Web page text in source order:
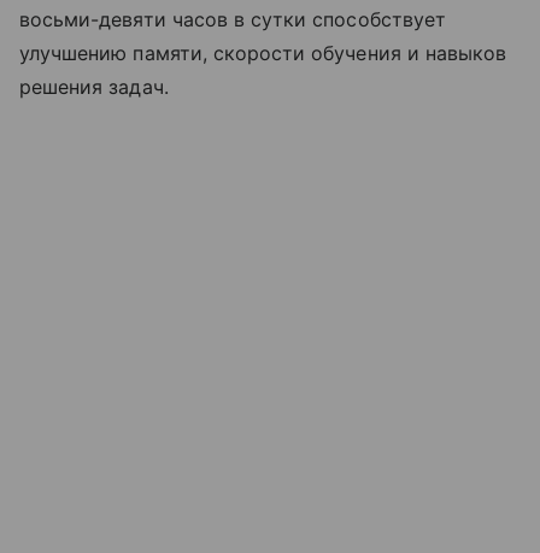
восьми-девяти часов в сутки способствует
улучшению памяти, скорости обучения и навыков
решения задач.